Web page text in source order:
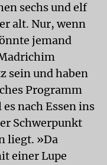
sechs und elf
alt. Nur, wenn
jemand
sein und haben
Programm
nach Essen ins
Schwerpunkt
liegt. »Da
einer Lupe